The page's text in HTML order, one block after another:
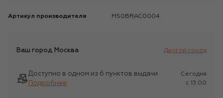
Артикул производителя MS0BRAC0004
Ваш город Москва Другой город
Доступно в одном из 6 пунктов выдачи
Подробнее
Сегодня
c 13:00